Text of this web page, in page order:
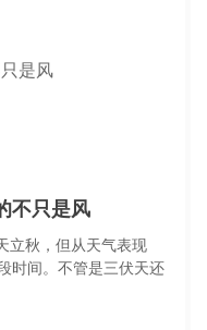
不只是风
立秋，但从天气表现
时间。不管是三伏天还